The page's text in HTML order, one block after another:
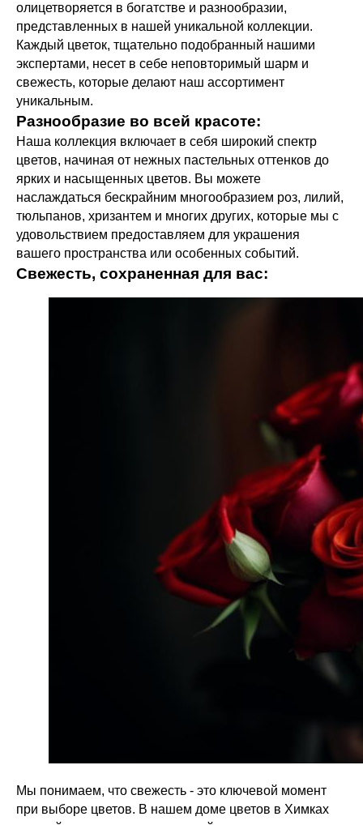
олицетворяется в богатстве и разнообразии,
представленных в нашей уникальной коллекции.
Каждый цветок, тщательно подобранный нашими
экспертами, несет в себе неповторимый шарм и
свежесть, которые делают наш ассортимент
уникальным.
Разнообразие во всей красоте:
Наша коллекция включает в себя широкий спектр
цветов, начиная от нежных пастельных оттенков до
ярких и насыщенных цветов. Вы можете
наслаждаться бескрайним многообразием роз, лилий,
тюльпанов, хризантем и многих других, которые мы с
удовольствием предоставляем для украшения
вашего пространства или особенных событий.
Свежесть, сохраненная для вас:
Мы понимаем, что свежесть - это ключевой момент
при выборе цветов. В нашем доме цветов в Химках